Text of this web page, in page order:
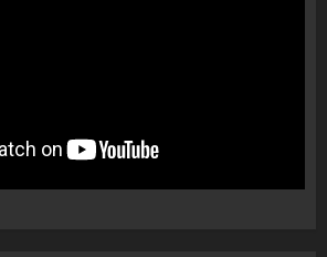
“bosen” Joana Nano për
abuzim me fondet publike dhe
pasuri të pajustifikuar